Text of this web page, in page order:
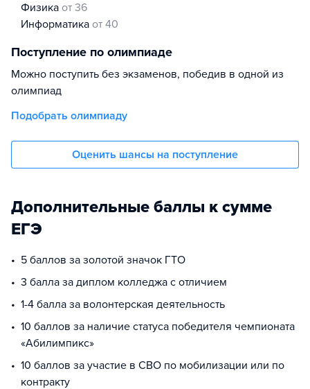
физика от 36
информатика от 40
Поступление по олимпиаде
Можно поступить без экзаменов, победив в одной из
олимпиад
Подобрать олимпиаду
Оценить шансы на поступление
Дополнительные баллы к сумме
ЕГЭ
5 баллов за золотой значок ГТО
3 балла за диплом колледжа с отличием
1-4 балла за волонтерская деятельность
10 баллов за наличие статуса победителя чемпионата
«Абилимпикс»
10 баллов за участие в СВО по мобилизации или по
контракту